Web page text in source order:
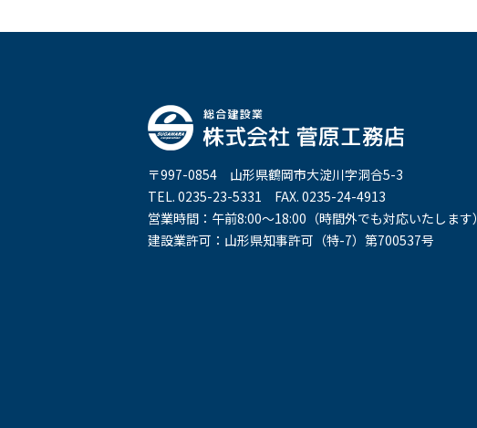
〒997-0854 山形県鶴岡市大淀川字洞合5-3
TEL. 0235-23-5331 FAX. 0235-24-4913
営業時間：午前8:00～18:00（時間外でも対応いたします）
建設業許可：山形県知事許可（特-7）第700537号